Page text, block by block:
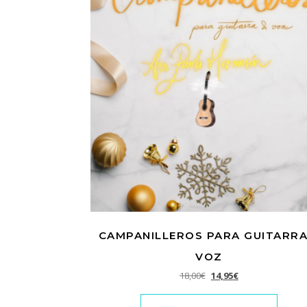
CAMPANILLEROS PARA
VOZ
18,00€ El precio original era:
14,95€El precio actual